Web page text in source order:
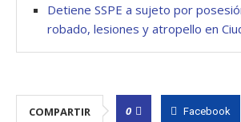
Detiene SSPE a sujeto por
robado, lesiones y atropello en
COMPARTIR 0 Facebook